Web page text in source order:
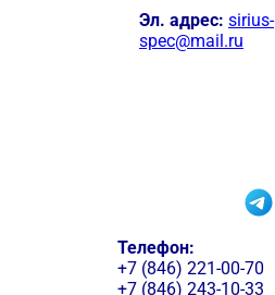
Эл. адрес: sirius-
spec@mail.ru
Телефон:
+7 (846) 221-00-70
+7 (846) 243-10-33